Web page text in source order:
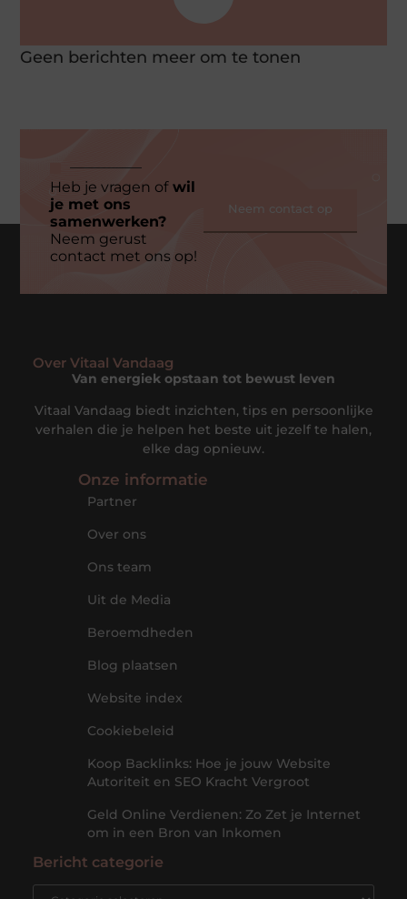
Geen berichten meer om te tonen
Heb je vragen ofwil
je met ons
samenwerken?
Neem gerust
contact met ons op!
Neem contact op
Over Vitaal Vandaag
Van energiek opstaan tot bewust leven
Vitaal Vandaag biedt inzichten, tips en persoonlijke
verhalen die je helpen het beste uit jezelf te halen,
elke dag opnieuw.
Onze informatie
Partner
Over ons
Ons team
Uit de Media
Beroemdheden
Blog plaatsen
Website index
Cookiebeleid
Koop Backlinks: Hoe je jouw Website
Autoriteit en SEO Kracht Vergroot
Geld Online Verdienen: Zo Zet je Internet
om in een Bron van Inkomen
Bericht categorie